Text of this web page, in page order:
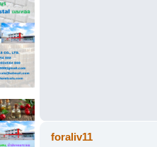
foraliv11